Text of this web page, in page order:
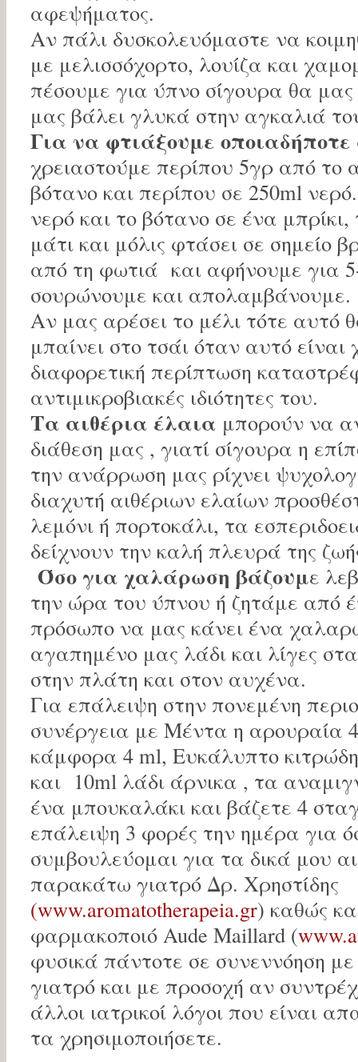
αφεψήματος.
Αν πάλι δυσκολευόμαστε να
με μελισσόχορτο, λουίζα και
πέσουμε για ύπνο σίγουρα θα
μας βάλει γλυκά στην αγκαλιά
Για να φτιάξουμε
χρειαστούμε περίπου 5γρ από το
βότανο και περίπου σε 250ml
νερό και το βότανο σε ένα μπρίκι,
μάτι και μόλις φτάσει σε σημείο
από τη φωτιά και αφήνουμε για
σουρώνουμε και απολαμβάνουμε.
Αν μας αρέσει το μέλι τότε αυτό
μπαίνει στο τσάι όταν αυτό είναι
διαφορετική περίπτωση
αντιμικροβιακές ιδιότητες του.
Τα αιθέρια έλαια μπορούν να
διάθεση μας , γιατί σίγουρα η
την ανάρρωση μας ρίχνει
διαχυτή αιθέριων ελαίων
λεμόνι ή πορτοκάλι, τα
δείχνουν την καλή πλευρά της
Όσο για χαλάρωση βάζουμε
την ώρα του ύπνου ή ζητάμε από
πρόσωπο να μας κάνει ένα
αγαπημένο μας λάδι και λίγες
στην πλάτη και στον αυχένα.
Για επάλειψη στην πονεμένη
συνέργεια με Μέντα η αρουραία
κάμφορα 4 ml, Ευκάλυπτο
και 10ml λάδι άρνικα , τα
ένα μπουκαλάκι και βάζετε 4
επάλειψη 3 φορές την ημέρα για
συμβουλεύομαι για τα δικά μου
παρακάτω γιατρό Δρ. Χρηστίδης
(www.aromatotherapeia.gr) καθώς
φαρμακοποιό Aude Maillard (
φυσικά πάντοτε σε συνεννόηση
γιατρό και με προσοχή αν
άλλοι ιατρικοί λόγοι που είναι
τα χρησιμοποιήσετε.